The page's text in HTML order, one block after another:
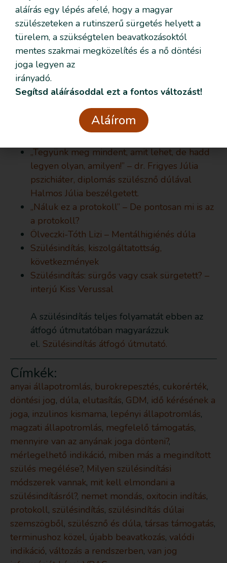
Mi az az egy gondolat, amit a
legfontosabbnak tartasz, hogy az
olvasók magukkal vigyenek?
Ahhoz, hogy egy anya dönteni tudjon, joga van
információt kérni, joga van időt kérni és joga van a
megfelelő támogatáshoz.
Az interjút Kiss-Kovács Mónika készítette.
kisskovacs.monika.dula@gmail.com
„Tegyünk meg mindent, amit lehet, de hadd
legyen olyan, amilyen!” – dr. Frigyes Júlia
pszichiáter, diplomás szülésznő dúlával
Halmos Júlia beszélgetett.
„Náluk ez a protokoll” – De pontosan mi is az
a protokoll?
Ölveczki-Tóth Lizi – Mentálhigiénés dúla
Szülésindítás, kiszolgáltatottság,
következmények
Szülésindítás: sürgős vagy csak sürgetett? –
interjú Kiss Verussal
A szülésindítás teljes folyamatát ebben az
átfogó útmutatóban magyarázzuk
el. Szülésindítás átfogó útmutató.
Címkék:
anyai állapotromlás, burokrepesztés, cukorérték,
döntési jog, dúla, elutasítás, GDM, idő kérésének a
joga, inzulinos kismama, lepényi állapotromlás,
magzati állapotromlás, megfelelő támogatás,
mennyire van az anyának joga dönteni?,
mérlegelhető indikáció, miben más a megindított
szülés megélése?, Milyen szülésindítási
módszerek vannak, mit kell elmondani a
szülésindításról?, nemet mondás, oxitocin indítás,
protokoll, szülésindítás, szülésindítás dúlai
szemszögből, szülésznő és dúla, társas támogatás,
terminushoz közel, újabb beavatkozás, valódi
indikáció, változás a rendszerben, van jog
aláírás egy lépés afelé, hogy a magyar
szülészeteken a rutinszerű sürgetés helyett a
türelem, a szükségtelen beavatkozásoktól
mentes szakmai megközelítés és a nő döntési
joga legyen az
irányadó.
Segítsd aláírásoddal ezt a fontos változást!
Aláírom